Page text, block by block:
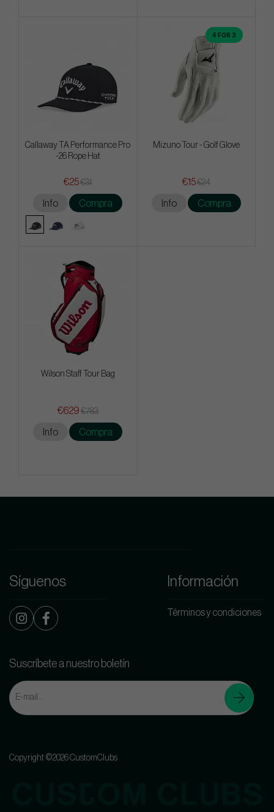
Callaway TA Performance Pro
-26 Rope Hat
€25€31
Info Compra
4 FOR 3
Mizuno Tour - Golf Glove
€15€24
Info Compra
Wilson Staff Tour Bag
€629 €783
Info Compra
Síguenos Información
Términos y condiciones
Suscríbete a nuestro boletín
Copyright ©2026 CustomClubs